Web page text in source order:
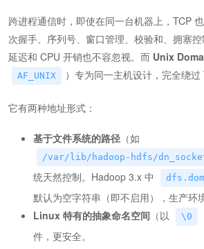
跨进程通信时，即使在同一台机器上，TCP
次握手、序列号、窗口管理、校验和、拥塞
延迟和 CPU 开销也不容忽视。而 Unix
AF_UNIX ）专为同一主机设计，完全绕过
它有两种地址形式：
基于文件系统的路径 （如
/var/lib/hadoop-hdfs/
统天然控制。Hadoop 3.x 中
默认为空字符串（即不启用），生产环
Linux 特有的抽象命名空间 （以 \0
件，更安全。